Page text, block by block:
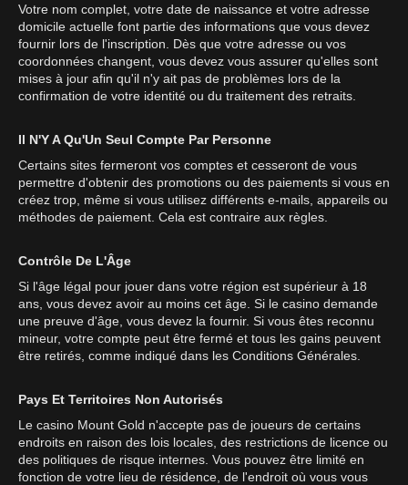
Votre nom complet, votre date de naissance et votre adresse
domicile actuelle font partie des informations que vous devez
fournir lors de l'inscription. Dès que votre adresse ou vos
coordonnées changent, vous devez vous assurer qu'elles sont
mises à jour afin qu'il n'y ait pas de problèmes lors de la
confirmation de votre identité ou du traitement des retraits.
Il N'Y A Qu'Un Seul Compte Par Personne
Certains sites fermeront vos comptes et cesseront de vous
permettre d'obtenir des promotions ou des paiements si vous en
créez trop, même si vous utilisez différents e-mails, appareils ou
méthodes de paiement. Cela est contraire aux règles.
Contrôle De L'Âge
Si l'âge légal pour jouer dans votre région est supérieur à 18
ans, vous devez avoir au moins cet âge. Si le casino demande
une preuve d'âge, vous devez la fournir. Si vous êtes reconnu
mineur, votre compte peut être fermé et tous les gains peuvent
être retirés, comme indiqué dans les Conditions Générales.
Pays Et Territoires Non Autorisés
Le casino Mount Gold n'accepte pas de joueurs de certains
endroits en raison des lois locales, des restrictions de licence ou
des politiques de risque internes. Vous pouvez être limité en
fonction de votre lieu de résidence, de l'endroit où vous vous